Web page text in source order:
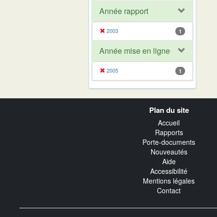
Année rapport
2003 1
Année mise en ligne
2005 1
Plan du site
Accueil
Rapports
Porte-documents
Nouveautés
Aide
Accessibilité
Mentions légales
Contact